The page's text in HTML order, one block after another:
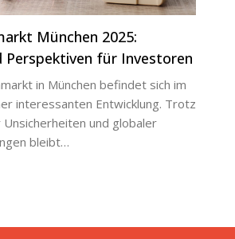
München 2025:
Perspektiven für Investoren
in München befindet sich im
interessanten Entwicklung. Trotz
und globaler
bleibt…